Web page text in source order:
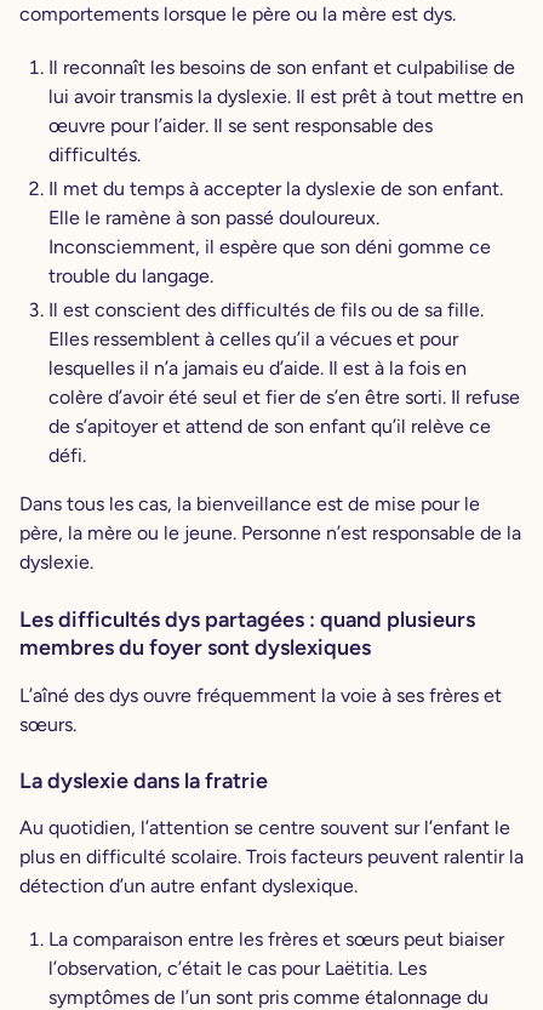
comportements lorsque le père ou la mère est dys.
Il reconnaît les besoins de son enfant et culpabilise de
lui avoir transmis la dyslexie. Il est prêt à tout mettre en
œuvre pour l’aider. Il se sent responsable des
difficultés.
Il met du temps à accepter la dyslexie de son enfant.
Elle le ramène à son passé douloureux.
Inconsciemment, il espère que son déni gomme ce
trouble du langage.
Il est conscient des difficultés de fils ou de sa fille.
Elles ressemblent à celles qu’il a vécues et pour
lesquelles il n’a jamais eu d’aide. Il est à la fois en
colère d’avoir été seul et fier de s’en être sorti. Il refuse
de s’apitoyer et attend de son enfant qu’il relève ce
défi.
Dans tous les cas, la bienveillance est de mise pour le
père, la mère ou le jeune. Personne n’est responsable de la
dyslexie.
Les difficultés dys partagées : quand plusieurs
membres du foyer sont dyslexiques
L’aîné des dys ouvre fréquemment la voie à ses frères et
sœurs.
La dyslexie dans la fratrie
Au quotidien, l’attention se centre souvent sur l’enfant le
plus en difficulté scolaire. Trois facteurs peuvent ralentir la
détection d’un autre enfant dyslexique.
La comparaison entre les frères et sœurs peut biaiser
l’observation, c’était le cas pour Laëtitia. Les
symptômes de l’un sont pris comme étalonnage du